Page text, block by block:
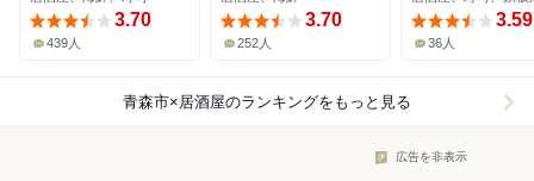
3.70
439人
3.70
252人
3.59
36人
青森市×居酒屋のランキングをもっと見る
広告を非表示